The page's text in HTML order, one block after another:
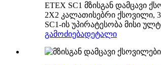
ETEX SC1 მზისგან დამცავი
2X2 კალათისებრი ქსოვილი,
SC1-ის უპირატესობა მისი
გამოძიებადეტალი